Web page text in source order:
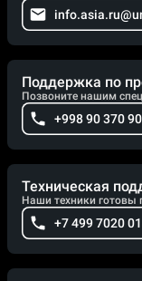
Поддержка по
Позвоните нашим
+998 90 370
Техническая
Наши техники готовы
+7 499 7020